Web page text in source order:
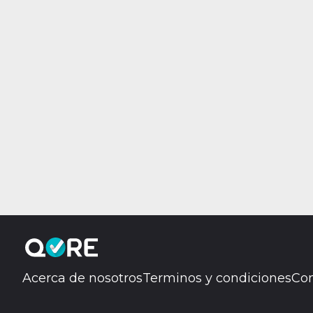
Acerca de nosotrosTerminos y condiciones